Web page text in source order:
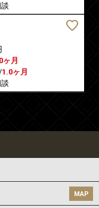
0ヶ月
1.0ヶ月
MAP